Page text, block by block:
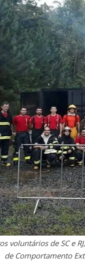
voluntários de SC e
de Comportamento